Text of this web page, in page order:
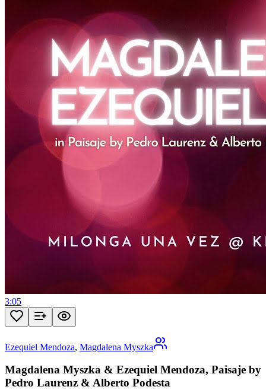
3:05
Ezequiel Mendoza, Magdalena Myszka
Magdalena Myszka & Ezequiel Mendoza, Paisaje by
Pedro Laurenz & Alberto Podesta